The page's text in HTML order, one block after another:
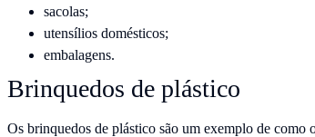
sacolas;
utensílios domésticos;
embalagens.
Brinquedos de plástico
Os brinquedos de plástico são um exemplo de como